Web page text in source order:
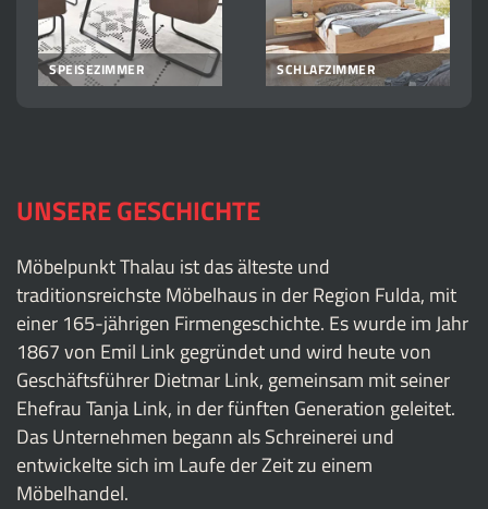
SPEISEZIMMER SCHLAFZIMMER
UNSERE GESCHICHTE
Möbelpunkt Thalau ist das älteste und
traditionsreichste Möbelhaus in der Region Fulda, mit
einer 165-jährigen Firmengeschichte. Es wurde im Jahr
1867 von Emil Link gegründet und wird heute von
Geschäftsführer Dietmar Link, gemeinsam mit seiner
Ehefrau Tanja Link, in der fünften Generation geleitet.
Das Unternehmen begann als Schreinerei und
entwickelte sich im Laufe der Zeit zu einem
Möbelhandel.